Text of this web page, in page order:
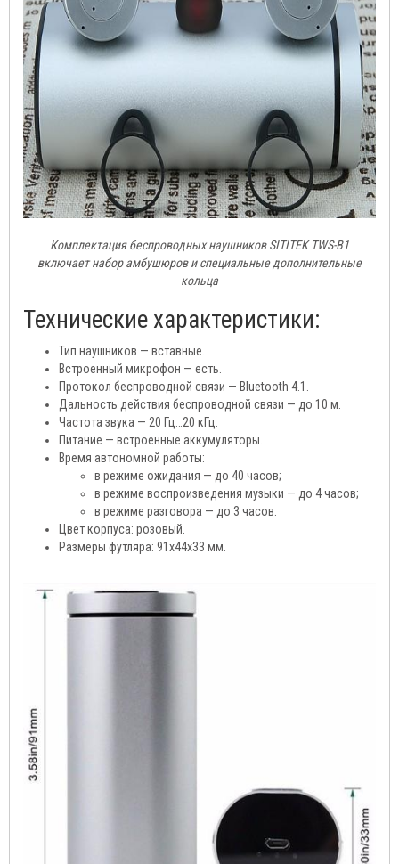
Комплектация беспроводных наушников SITITEK TWS-B1
включает набор амбушюров и специальные дополнительные
кольца
Технические характеристики:
Тип наушников — вставные.
Встроенный микрофон — есть.
Протокол беспроводной связи — Bluetooth 4.1.
Дальность действия беспроводной связи — до 10 м.
Частота звука — 20 Гц…20 кГц.
Питание — встроенные аккумуляторы.
Время автономной работы:
в режиме ожидания — до 40 часов;
в режиме воспроизведения музыки — до 4 часов;
в режиме разговора — до 3 часов.
Цвет корпуса: розовый.
Размеры футляра: 91х44х33 мм.